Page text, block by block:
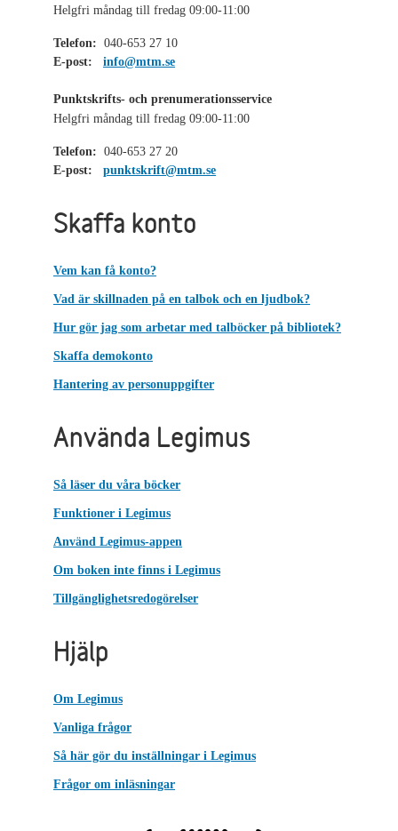
Helgfri måndag till fredag 09:00-11:00
Telefon: 040-653 27 10
E-post:
info@mtm.se
Punktskrifts- och prenumerationsservice
Helgfri måndag till fredag 09:00-11:00
Telefon: 040-653 27 20
E-post:
punktskrift@mtm.se
Skaffa konto
Vem kan få konto?
Vad är skillnaden på en talbok och en ljudbok?
Hur gör jag som arbetar med talböcker på bibliotek?
Skaffa demokonto
Hantering av personuppgifter
Använda Legimus
Så läser du våra böcker
Funktioner i Legimus
Använd Legimus-appen
Om boken inte finns i Legimus
Tillgänglighetsredogörelser
Hjälp
Om Legimus
Vanliga frågor
Så här gör du inställningar i Legimus
Frågor om inläsningar